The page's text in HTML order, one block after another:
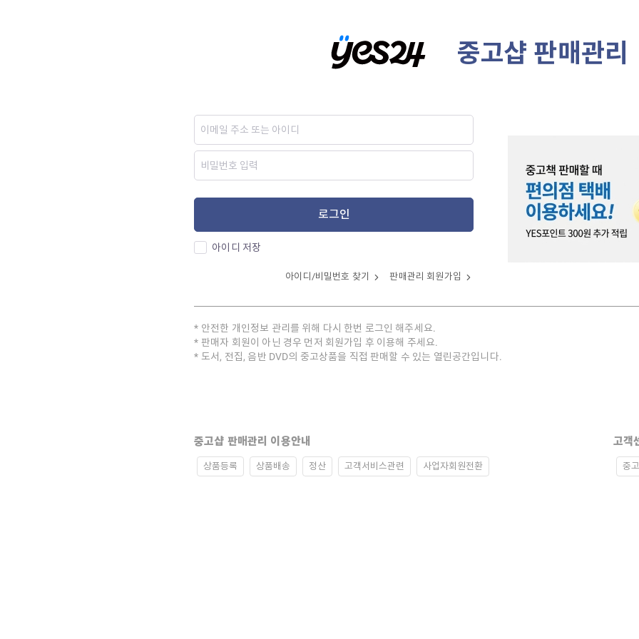
중고샵 판매관리
로그인
아이디 저장
아이디/비밀번호 찾기 판매관리 회원가입
안전한 개인정보 관리를 위해 다시 한번 로그인 해주세요.
판매자 회원이 아닌 경우 먼저 회원가입 후 이용해 주세요.
도서, 전집, 음반 DVD의 중고상품을 직접 판매할 수 있는 열린공간입니다.
중고샵 판매관리 이용안내
상품등록 상품배송 정산 고객서비스관련 사업자회원전환
고객
중